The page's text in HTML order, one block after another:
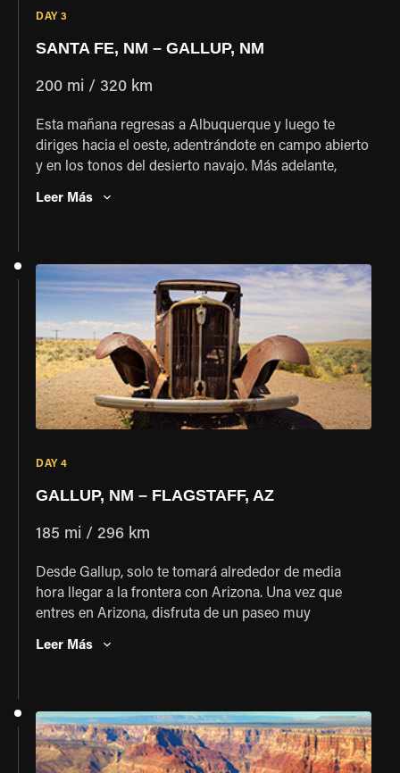
DAY 3
SANTA FE, NM – GALLUP, NM
200 mi / 320 km
Esta mañana regresas a Albuquerque y luego te
diriges hacia el oeste, adentrándote en campo abierto
y en los tonos del desierto navajo. Más adelante,
motociclistas de todo el mundo en uno de los tantos
hoteles de Gallup que reciben con gusto a los
amantes de las motos.
Leer Más
DAY 4
GALLUP, NM – FLAGSTAFF, AZ
185 mi / 296 km
Desde Gallup, solo te tomará alrededor de media
hora llegar a la frontera con Arizona. Una vez que
entres en Arizona, disfruta de un paseo muy
Winslow, dos antiguas ciudades de la Ruta 66 que
siguen vivas gracias a los camioneros
transcontinentales. Esta noche nos alojaremos en
Leer Más